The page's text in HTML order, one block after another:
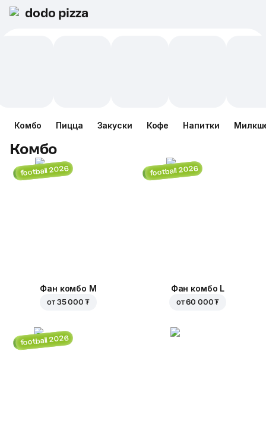
dodo pizza
Комбо Пицца Закуски Кофе Напитки
Комбо
football 2026
Фан комбо М
от 35 000 ₮
football 2026
Фан комбо L
от60 000 ₮
football 2026